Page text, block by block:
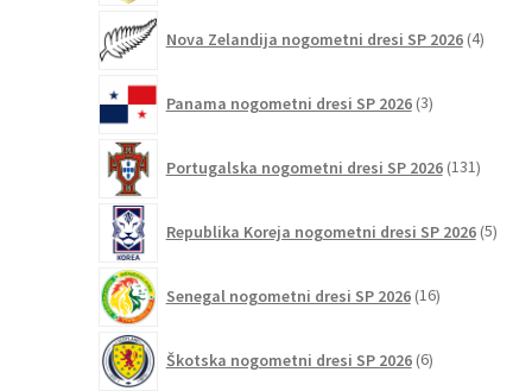
Nova Zelandija nogometni dresi SP 2026 4izdelki
Panama nogometni dresi SP 2026 3izdelki
Portugalska nogometni dresi SP 2026 131
Republika Koreja nogometni dresi SP 2026 5
Senegal nogometni dresi SP 2026 16izdelkov
Škotska nogometni dresi SP 2026 6izdelkov